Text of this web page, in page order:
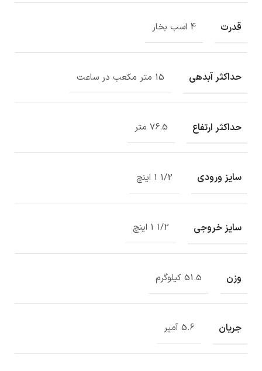
قدرت 4 اسب بخار
حداکثر آبدهی 15 متر مکعب در ساعت
حداکثر ارتفاع 76.5 متر
سایز ورودی 1/2 1 اینچ
سایز خروجی 1/2 1 اینچ
وزن 51.5 کیلوگرم
جریان 5.6 آمپر